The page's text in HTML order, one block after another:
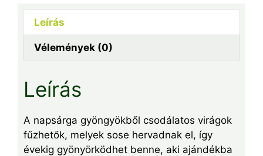
Leírás
Vélemények (0)
Leírás
A napsárga gyöngyökből csodálatos virágok
fűzhetők, melyek sose hervadnak el, így
évekig gyönyörködhet benne, aki ajándékba